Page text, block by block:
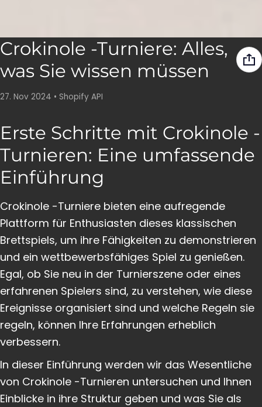
Crokinole -Turniere: Alles,
was Sie wissen müssen
27. Nov 2024 • Shopify API
Erste Schritte mit Crokinole -
Turnieren: Eine umfassende
Einführung
Crokinole -Turniere bieten eine aufregende
Plattform für Enthusiasten dieses klassischen
Brettspiels, um ihre Fähigkeiten zu demonstrieren
und ein wettbewerbsfähiges Spiel zu genießen.
Egal, ob Sie neu in der Turnierszene oder eines
erfahrenen Spielers sind, zu verstehen, wie diese
Ereignisse organisiert sind und welche Regeln sie
regeln, können Ihre Erfahrungen erheblich
verbessern.
In dieser Einführung werden wir das Wesentliche
von Crokinole -Turnieren untersuchen und Ihnen
Einblicke in ihre Struktur geben und was Sie als